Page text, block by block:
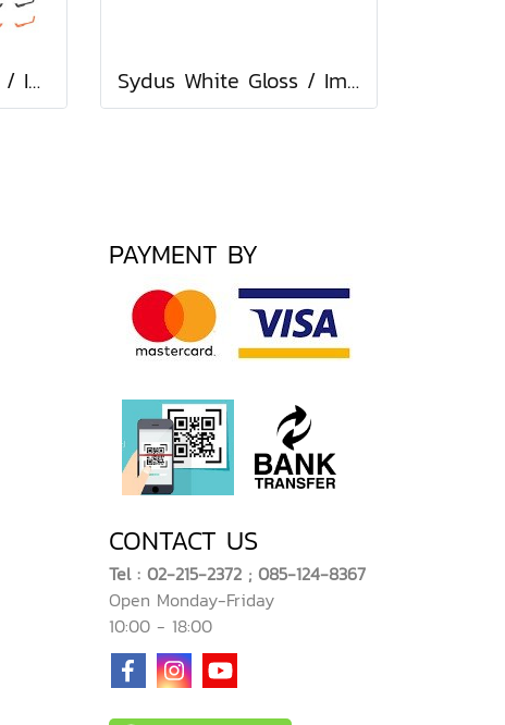
Cutline White Gloss / ImpactX Photochromic 2 Laser Purple with bumpers set Sydus White Gloss / ImpactX Photochromic 2 Laser Purple
PAYMENT BY
CONTACT US
Tel : 02-215-2372 ; 085-124-8367
Open Monday-Friday
10:00 - 18:00